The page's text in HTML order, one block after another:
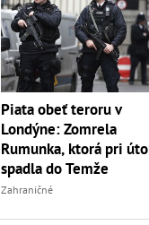
Piata obeť teroru v
Londýne: Zomrela
Rumunka, ktorá pri
spadla do Temže
Zahraničné